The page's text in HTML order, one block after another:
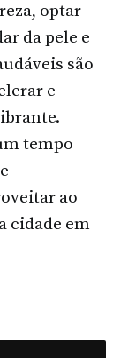
optar
da pele e
são
e
tempo
ao
cidade em